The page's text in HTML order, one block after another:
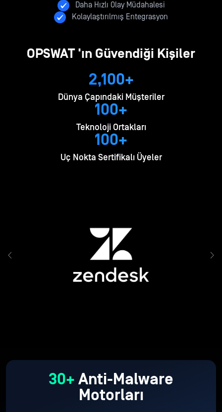
Daha Hızlı Olay Müdahalesi
Kolaylaştırılmış Entegrasyon
OPSWAT 'ın Güvendiği Kişiler
2,100+
Dünya Çapındaki Müşteriler
100+
Teknoloji Ortakları
100+
Uç Nokta Sertifikalı Üyeler
30+ Anti-Malware
Motorları